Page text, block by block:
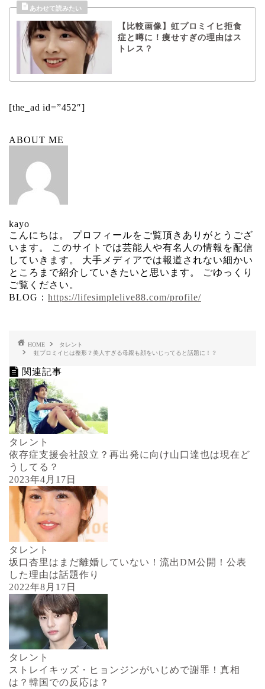
【比較画像】虹プロミイヒ拒食
症と噂に！痩せすぎの理由はス
トレス？
[the_ad id=”452″]
ABOUT ME
kayo
こんにちは。 プロフィールをご覧頂きありがとうござ
います。 このサイトでは芸能人や有名人の情報を配信
していきます。 大手メディアでは報道されない細かい
ところまで紹介していきたいと思います。 ごゆっくり
ご覧ください。
BLOG： https://lifesimplelive88.com/profile/
HOME
タレント
虹プロミイヒは整形？美人すぎる母親も顔をいじってると話題に！？
関連記事
タレント
依存症支援会社設立？再出発に向け山口達也は現在ど
うしてる？
2023年4月17日
タレント
坂口杏里はまだ離婚していない！流出DM公開！公表
した理由は話題作り
2022年8月17日
タレント
ストレイキッズ・ヒョンジンがいじめで謝罪！真相
は？韓国での反応は？